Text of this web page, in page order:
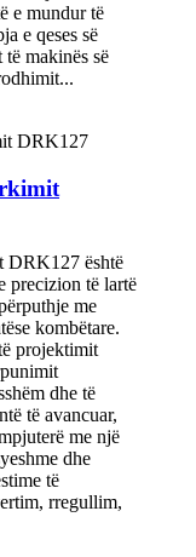
e mundur të
e qeses së
makinës së
DRK127 është
precizion të lartë
me
kombëtare.
projektimit
dhe të
të avancuar,
me një
dhe
të
rregullim,